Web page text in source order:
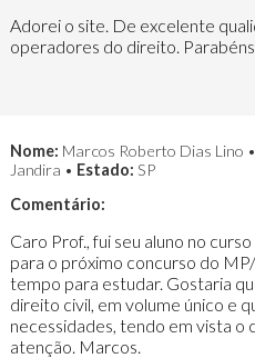
Adorei o site. De excelente
operadores do direito. Parabéns.
Nome: Marcos Roberto Dias Lino •
Jandira • Estado: SP
Comentário:
Caro Prof., fui seu aluno no
para o próximo concurso do
tempo para estudar. Gostaria
direito civil, em volume único e
necessidades, tendo em vista o
atenção. Marcos.